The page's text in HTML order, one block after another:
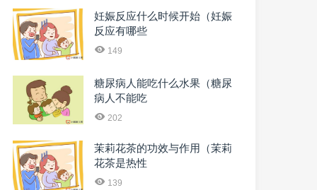
妊娠反应什么时候开始（妊娠
反应有哪些
149
糖尿病人能吃什么水果（糖尿
病人不能吃
202
茉莉花茶的功效与作用（茉莉
花茶是热性
139